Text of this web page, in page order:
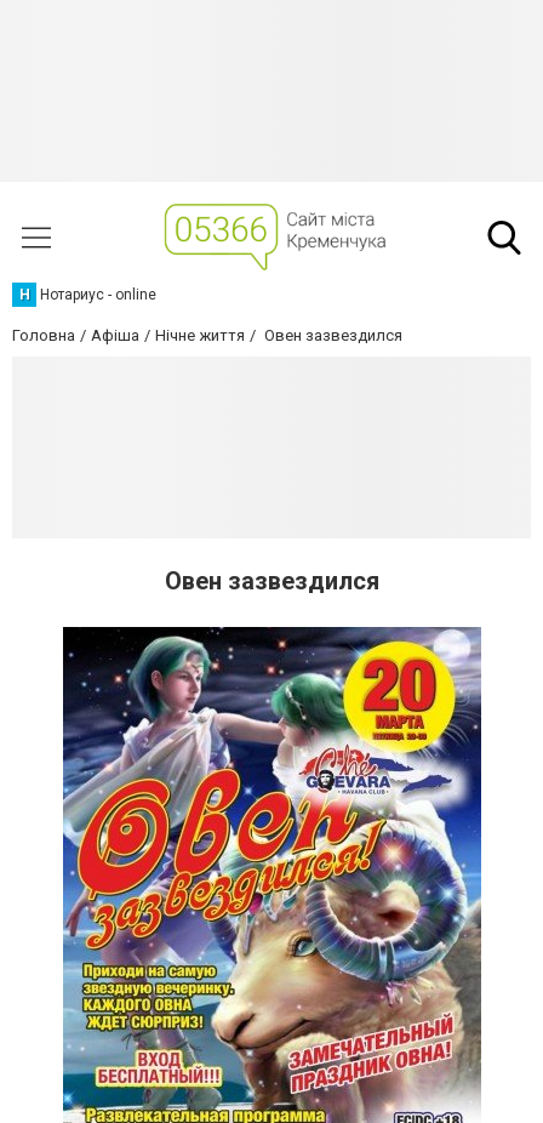
Н Нотариус - online
Головна Афіша Нічне життя Овен зазвездился
Овен зазвездился